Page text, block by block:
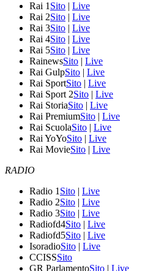
Rai 1 Sito | Live
Rai 2Sito | Live
Rai 3Sito | Live
Rai 4Sito | Live
Rai 5Sito | Live
RainewsSito | Live
Rai GulpSito | Live
Rai SportSito | Live
Rai Sport 2Sito | Live
Rai StoriaSito | Live
Rai PremiumSito | Live
Rai ScuolaSito | Live
Rai YoYoSito | Live
Rai MovieSito | Live
RADIO
Radio 1 Sito | Live
Radio 2Sito | Live
Radio 3Sito | Live
Radiofd4Sito | Live
Radiofd5Sito | Live
IsoradioSito | Live
CCISSSito
GR ParlamentoSito | Live